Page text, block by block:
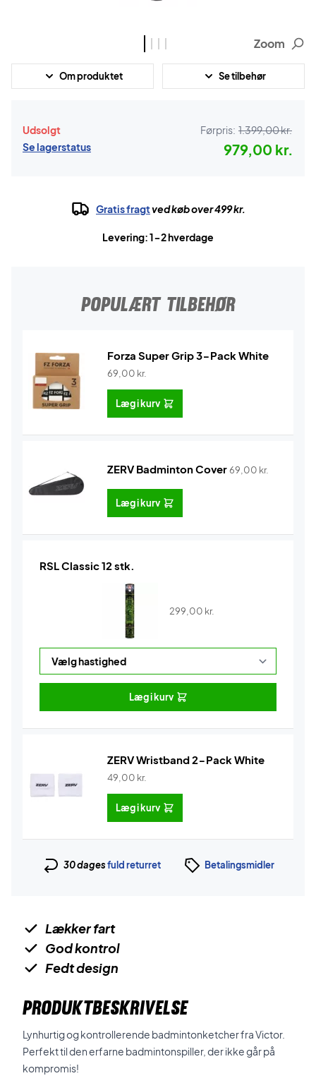
Zoom
Om produktet Se tilbehør
Udsolgt
Se lagerstatus
Førpris: 1.399,00 kr.
979,00 kr.
Gratis fragtved køb over 499 kr.
Levering: 1-2 hverdage
POPULÆRT TILBEHØR
Forza Super Grip 3-Pack White
69,00 kr.
Læg i kurv
ZERV Badminton Cover69,00 kr.
Læg i kurv
RSL Classic 12 stk.
299,00 kr.
Læg i kurv
ZERV Wristband 2-Pack White
49,00 kr.
Læg i kurv
30 dagesfuld returret Betalingsmidler
Lækker fart
God kontrol
Fedt design
PRODUKTBESKRIVELSE
Lynhurtig og kontrollerende badmintonketcher fra Victor.
Perfekt til den erfarne badmintonspiller, der ikke går på
kompromis!